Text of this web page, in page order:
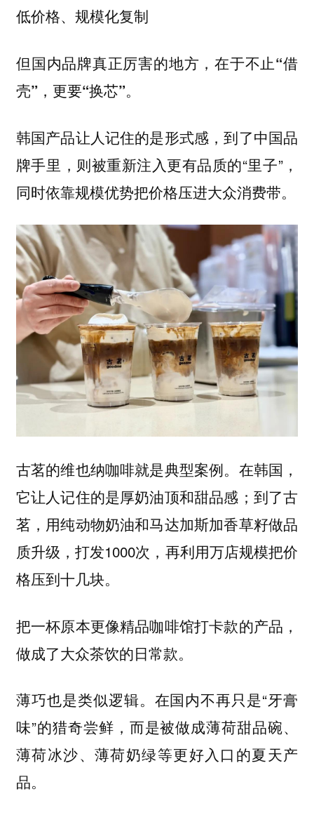
低价格、规模化复制
但国内品牌真正厉害的地方，在于不止“借
壳”，更要“换芯”。
韩国产品让人记住的是形式感，到了中国品
牌手里，则被重新注入更有品质的“里子”，
同时依靠规模优势把价格压进大众消费带。
古茗的维也纳咖啡就是典型案例。在韩国，
它让人记住的是厚奶油顶和甜品感；到了古
茗，用纯动物奶油和马达加斯加香草籽做品
质升级，打发1000次，再利用万店规模把价
格压到十几块。
把一杯原本更像精品咖啡馆打卡款的产品，
做成了大众茶饮的日常款。
薄巧也是类似逻辑。在国内不再只是“牙膏
味”的猎奇尝鲜，而是被做成薄荷甜品碗、
薄荷冰沙、薄荷奶绿等更好入口的夏天产
品。